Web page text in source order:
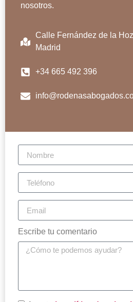
nosotros.
Calle Fernández de la
Madrid
+34 665 492 396
Escribe tu comentario